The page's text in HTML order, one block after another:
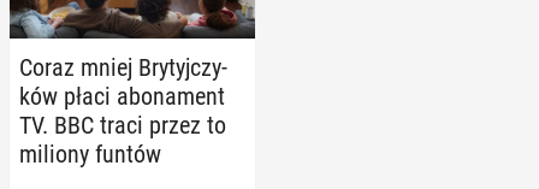
Coraz mniej Bry­tyj­czy­
ków płaci abo­na­ment
TV. BBC traci przez to
miliony funtów